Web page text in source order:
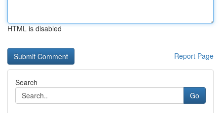
HTML is disabled
Report Page
Search
Go